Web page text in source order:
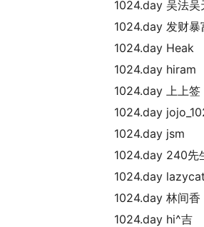
1024.day 吴法吴
1024.day 发财暴
1024.day Heak
1024.day hiram
1024.day 上上签
1024.day
1024.day jsm
1024.day 240先
1024.day lazycat
1024.day 林间香
1024.day hi^吉